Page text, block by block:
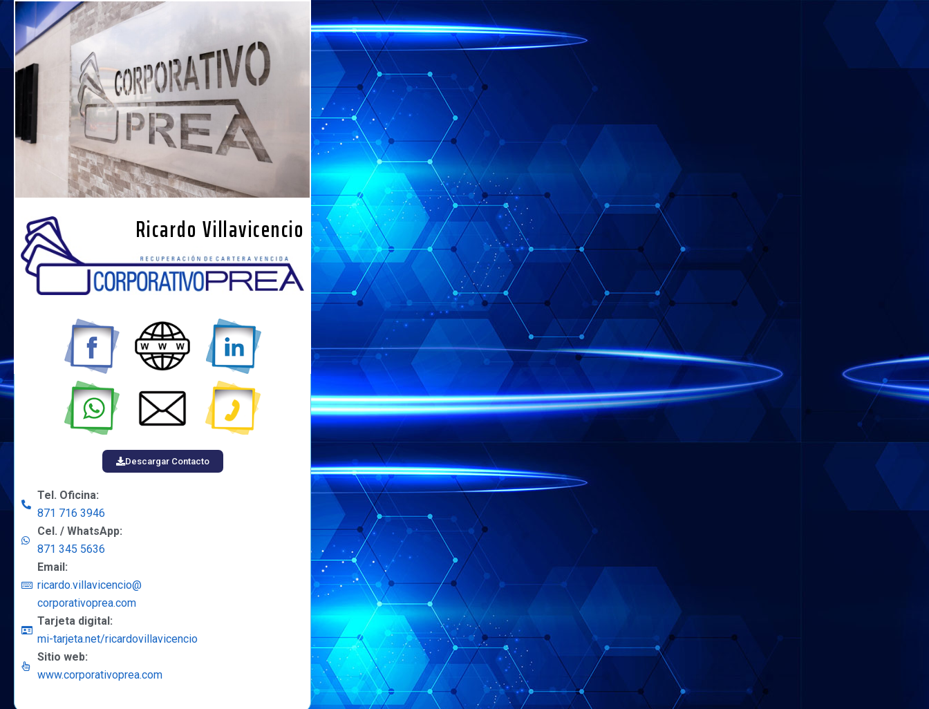
Ricardo Villavicencio
Descargar Contacto
Tel. Oficina:
871 716 3946
Cel. / WhatsApp:
871 345 5636
Email:
ricardo.villavicencio@
corporativoprea.com
Tarjeta digital:
mi-tarjeta.net/ricardovillavicencio
Sitio web:
www.corporativoprea.com